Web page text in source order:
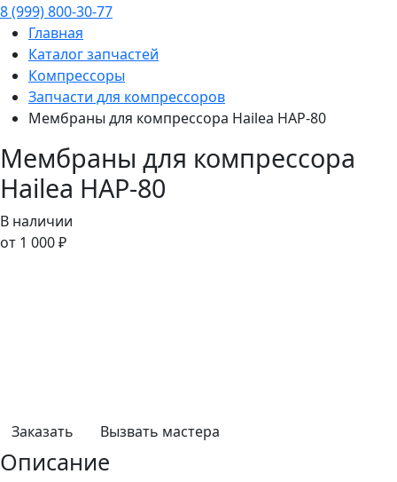
8 (999) 800-30-77
Главная
Каталог запчастей
Компрессоры
Запчасти для компрессоров
Мембраны для компрессора Hailea HAP-80
Мембраны для компрессора
Hailea HAP-80
В наличии
от 1 000 ₽
Заказать Вызвать мастера
Описание